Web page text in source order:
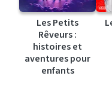
Les Petits
Rêveurs :
histoires et
aventures pour
enfants